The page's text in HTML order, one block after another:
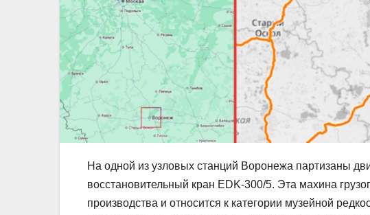
На одной из узловых станций Воронежа партизаны
восстановительный кран EDK-300/5. Эта махина
производства и относится к категории музейной